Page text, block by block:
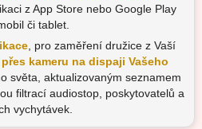
z App Store nebo Google Play
či tablet.
, pro zaměření družice z Vaší
kameru na dispaji Vašeho
světa, aktualizovaným seznamem
filtrací audiostop, poskytovatelů a
vychytávek.